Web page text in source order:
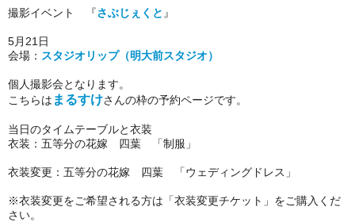
撮影イベント 『さぶじぇくと 』
5月21日
会場： スタジオリップ（明大前スタジオ）
個人撮影会となります。
こちらは まるすけさんの枠の予約ページです。
当日のタイムテーブルと衣装
衣装： 五等分の花嫁 四葉 「制服」
衣装変更：五等分の花嫁 四葉 「ウェディングドレス」
※衣装変更をご希望される方は「衣装変更チケット」をご購入くだ
さい。